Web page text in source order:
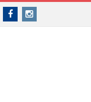
FacebookInstagram